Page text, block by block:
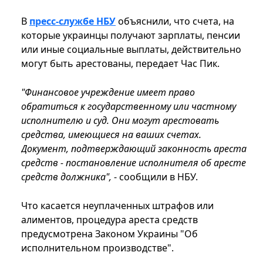
В пресс-службе НБУобъяснили, что счета, на
которые украинцы получают зарплаты, пенсии
или иные социальные выплаты, действительно
могут быть арестованы, передает Час Пик.
"Финансовое учреждение имеет право
обратиться к государственному или частному
исполнителю и суд. Они могут арестовать
средства, имеющиеся на ваших счетах.
Документ, подтверждающий законность ареста
средств - постановление исполнителя об аресте
средств должника", - сообщили в НБУ.
Что касается неуплаченных штрафов или
алиментов, процедура ареста средств
предусмотрена Законом Украины "Об
исполнительном производстве".